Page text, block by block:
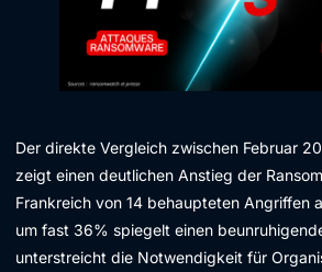
Der direkte Vergleich zwischen Februar
zeigt einen deutlichen Anstieg der
Frankreich von 14 behaupteten Angriffen
um fast 36% spiegelt einen
unterstreicht die Notwendigkeit für